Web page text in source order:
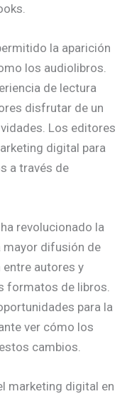
la aparición
los audiolibros.
de lectura
disfrutar de un
Los editores
digital para
a través de
revolucionado la
mayor difusión de
autores y
formatos de libros.
para la
ver cómo los
cambios.
marketing digital en